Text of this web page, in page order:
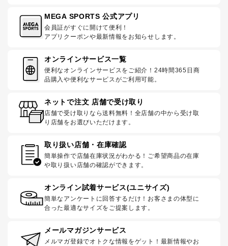
MEGA SPORTS 公式アプリ
会員証がすぐに開けて便利！
アプリクーポンや最新情報をお知らせします。
オンラインサービス一覧
便利なオンラインサービスをご紹介！24時間365日商
品購入や便利なサービスがご利用可能。
ネットで注文 店舗で受け取り
店舗で受け取りなら送料無料！全店舗の中から受け取
り店舗をお選びいただけます。
取り扱い店舗・在庫確認
簡単操作で店舗在庫状況がわかる！ご希望商品の在庫
や取り扱い店舗の確認ができます。
オンライン試着サービス(ユニサイズ)
簡単なアンケートに回答するだけ！お客さまの体型に
合った最適なサイズをご提案します。
メールマガジンサービス
メルマガ登録でオトクな情報をゲット！最新情報やお